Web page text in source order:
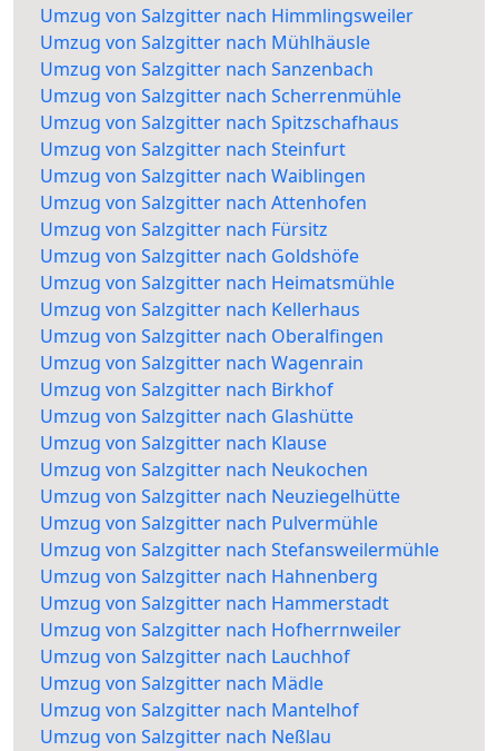
Umzug von Salzgitter nach Himmlingsweiler
Umzug von Salzgitter nach Mühlhäusle
Umzug von Salzgitter nach Sanzenbach
Umzug von Salzgitter nach Scherrenmühle
Umzug von Salzgitter nach Spitzschafhaus
Umzug von Salzgitter nach Steinfurt
Umzug von Salzgitter nach Waiblingen
Umzug von Salzgitter nach Attenhofen
Umzug von Salzgitter nach Fürsitz
Umzug von Salzgitter nach Goldshöfe
Umzug von Salzgitter nach Heimatsmühle
Umzug von Salzgitter nach Kellerhaus
Umzug von Salzgitter nach Oberalfingen
Umzug von Salzgitter nach Wagenrain
Umzug von Salzgitter nach Birkhof
Umzug von Salzgitter nach Glashütte
Umzug von Salzgitter nach Klause
Umzug von Salzgitter nach Neukochen
Umzug von Salzgitter nach Neuziegelhütte
Umzug von Salzgitter nach Pulvermühle
Umzug von Salzgitter nach Stefansweilermühle
Umzug von Salzgitter nach Hahnenberg
Umzug von Salzgitter nach Hammerstadt
Umzug von Salzgitter nach Hofherrnweiler
Umzug von Salzgitter nach Lauchhof
Umzug von Salzgitter nach Mädle
Umzug von Salzgitter nach Mantelhof
Umzug von Salzgitter nach Neßlau